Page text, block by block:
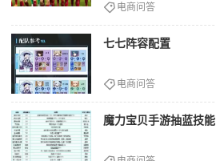
电商问答
七七阵容配置
电商问答
魔力宝贝手游抽蓝技能